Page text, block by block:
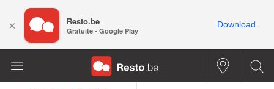
× Resto.be
Gratuite - Google Play
Download